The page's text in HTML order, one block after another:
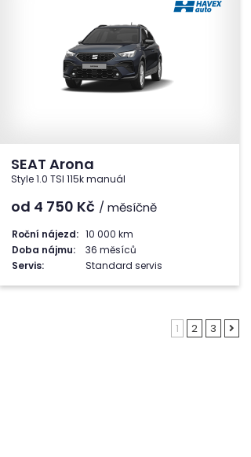
SEAT Arona
Style 1.0 TSI 115k manuál
od 4 750 Kč / měsíčně
Roční nájezd: 10 000 km
Doba nájmu:
36 měsíců
Servis:
Standard servis
1 2 3